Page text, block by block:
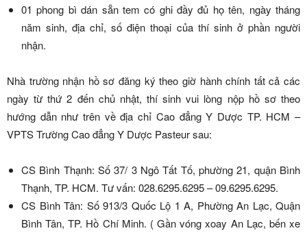
01 phong bì dán sẵn tem có ghi đầy đủ họ tên, ngày tháng
năm sinh, địa chỉ, số điện thoại của thí sinh ở phần người
nhận.
Nhà trường nhận hồ sơ đăng ký theo giờ hành chính tất cả các
ngày từ thứ 2 đến chủ nhật, thí sinh vui lòng nộp hồ sơ theo
hướng dẫn như trên về địa chỉ Cao đẳng Y Dược TP. HCM –
VPTS Trường Cao đẳng Y Dược Pasteur sau:
CS Bình Thạnh: Số 37/ 3 Ngô Tất Tố, phường 21, quận Bình
Thạnh, TP. HCM. Tư vấn: 028.6295.6295 – 09.6295.6295.
CS Bình Tân: Số 913/3 Quốc Lộ 1 A, Phường An Lạc, Quận
Bình Tân, TP. Hồ Chí Minh. ( Gần vóng xoay An Lạc, bến xe